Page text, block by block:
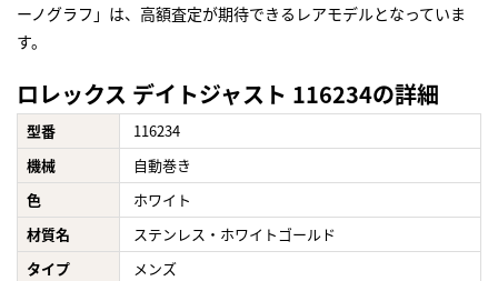
ーノグラフ」は、高額査定が期待できるレアモデルとなっていま
す。
ロレックス デイトジャスト 116234の詳細
型番
116234
機械
自動巻き
色
ホワイト
材質名
ステンレス・ホワイトゴールド
タイプ
メンズ